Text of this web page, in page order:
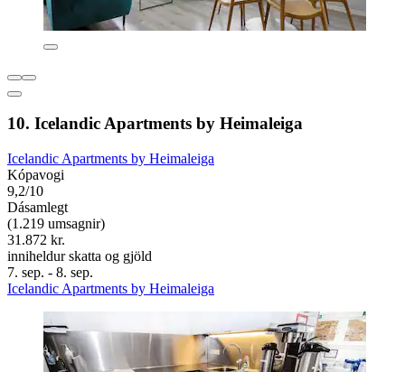
10. Icelandic Apartments by Heimaleiga
Icelandic Apartments by Heimaleiga
Kópavogi
9,2/10
Dásamlegt
(1.219 umsagnir)
31.872 kr.
inniheldur skatta og gjöld
7. sep. - 8. sep.
Icelandic Apartments by Heimaleiga